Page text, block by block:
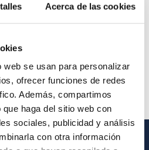
Acerca de las cookies
se usan para personalizar
ofrecer funciones de redes
Además, compartimos
haga del sitio web con
sociales, publicidad y análisis
con otra información